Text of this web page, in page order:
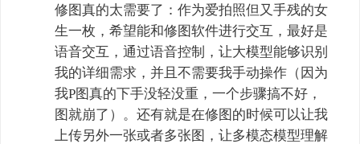
修图真的太需要了：作为爱拍照但又手残的女
生一枚，希望能和修图软件进行交互，最好是
语音交互，通过语音控制，让大模型能够识别
我的详细需求，并且不需要我手动操作（因为
我P图真的下手没轻没重，一个步骤搞不好，
图就崩了）。还有就是在修图的时候可以让我
上传另外一张或者多张图，让多模态模型理解